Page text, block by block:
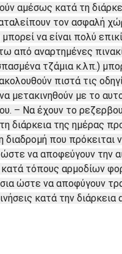
αμέσως κατά τη
τον ασφαλή
να είναι πολύ
από αναρτημένες
τζάμια κ.λπ.)
πιστά τις
μετακινηθούν με το
– Να έχουν το
διάρκεια της ημέρας
που πρόκειται
να αποφεύγουν την
τόπους αρμοδίων
ώστε να αποφύγουν
κατά την διάρκεια